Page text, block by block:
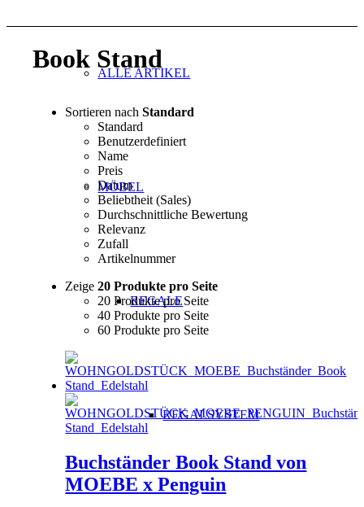
ALLE ARTIKEL
MÖBEL
REGALE
REGALSYSTEM
Book Stand
Sortieren nachStandard
Standard
Benutzerdefiniert
Name
Preis
Datum
Beliebtheit (Sales)
Durchschnittliche Bewertung
Relevanz
Zufall
Artikelnummer
Zeige20 Produkte pro Seite
20 Produkte pro Seite
40 Produkte pro Seite
60 Produkte pro Seite
Buchständer Book Stand von
MOEBE x Penguin